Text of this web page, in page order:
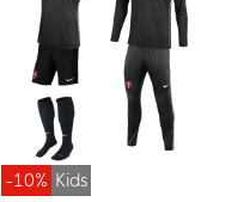
-10% Kids